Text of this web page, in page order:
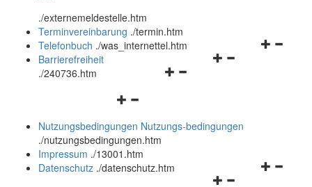
und
schließen
./externemeldestelle.htm
Terminvereinbarung ./termin.htm
Navigationsmenü
Telefonbuch ./was_internettel.htm
Navigationsmenü
Barrierefreiheit
./240736.htm
Navigationsmenü
und
schließen
Nutzungsbedingungen Nutzungs-bedingungen
./nutzungsbedingungen.htm
Impressum ./13001.htm
Navigationsmenü
Datenschutz ./datenschutz.htm